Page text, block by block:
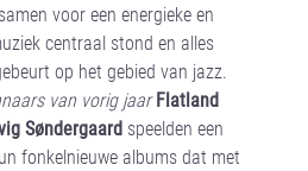
voor een energieke en
centraal stond en alles
op het gebied van jazz.
van vorig jaar Flatland
Søndergaard speelden een
fonkelnieuwe albums dat met